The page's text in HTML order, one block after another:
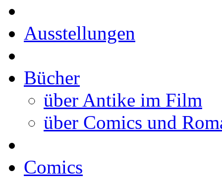
Ausstellungen
Bücher
über Antike im Film
über Comics und
Comics